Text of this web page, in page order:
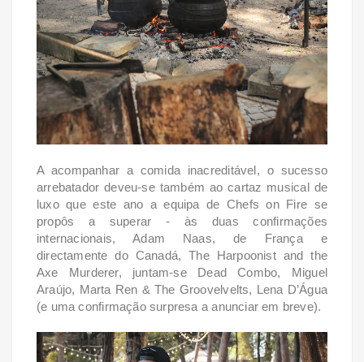
A acompanhar a comida inacreditável, o sucesso
arrebatador deveu-se também ao cartaz musical de
luxo que este ano a equipa de Chefs on Fire se
propôs a superar - às duasconfirmações
internacionais, Adam Naas, de França e
directamente do Canadá, The Harpoonist and the
Axe Murderer, juntam-se Dead Combo, Miguel
Araújo, Marta Ren & The Groovelvelts, Lena D’Água
(e uma confirmação surpresa a anunciar em breve).